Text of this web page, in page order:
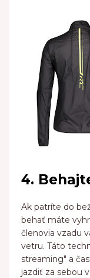
4.
Ak patríte do
behať máte
členovia vzadu
vetru. Táto
streaming" a
jazdiť za sebou